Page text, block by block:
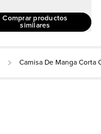
Comprar productos
similares
Camisa De Manga Corta